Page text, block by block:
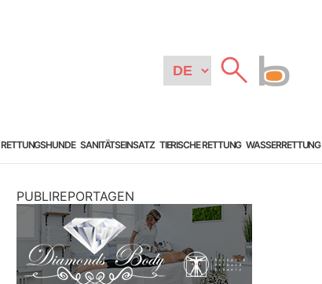
RETTUNGSHUNDE SANITÄTSEINSATZ TIERISCHE RETTUNG WASSERRETTUNG
PUBLIREPORTAGEN